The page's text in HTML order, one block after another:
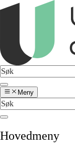
Meny
Hovedmeny